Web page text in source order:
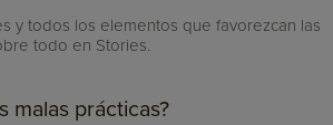
y todos los elementos que favorezcan las
todo en Stories.
malas prácticas?